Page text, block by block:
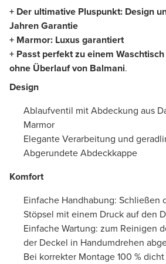
+ Der ultimative Pluspunkt: Design
Jahren Garantie
+ Marmor: Luxus garantiert
+ Passt perfekt zueinem
ohne Überlauf von Balmani.
Design
Ablaufventil mit Abdeckung aus
Marmor
Elegante Verarbeitung und
Abgerundete Abdeckkappe
Komfort
Einfache Handhabung: Schließen
Stöpsel mit einem Druck auf den
Einfache Wartung: zum Reinigen
der Deckel in Handumdrehen
Bei korrekter Montage 100 % dicht